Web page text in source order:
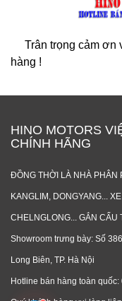
Trân trọng cảm ơn
hàng !
HINO MOTORS
CHÍNH HÃNG
ĐỒNG THỜI LÀ NHÀ PHÂN
KANGLIM, DONGYANG...
CHELNGLONG... GẮN CẨU
Showroom trưng bày: Số
Long Biên, TP. Hà Nội
Hotline bán hàng toàn quốc: